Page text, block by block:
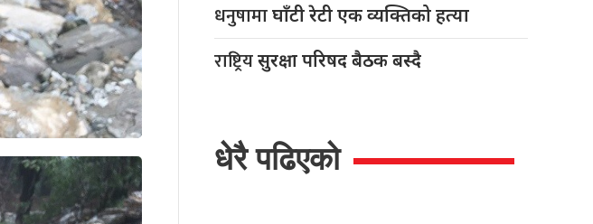
धनुषामाघाँटी रेटी एक व्यक्तिको हत्या
राष्ट्रियसुरक्षा परिषद बैठक बस्दै
धेरै पढिएको